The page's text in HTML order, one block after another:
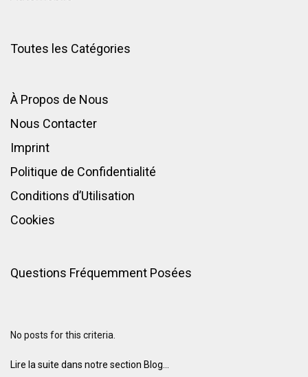
Toutes les Catégories
À Propos de Nous
Nous Contacter
Imprint
Politique de Confidentialité
Conditions d’Utilisation
Cookies
Questions Fréquemment Posées
No posts for this criteria.
Lire la suite dans notre section Blog...